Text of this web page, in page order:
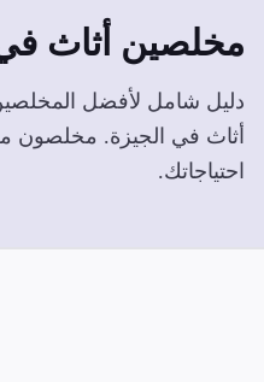
مخلصين أثاث
دليل شامل لأفضل
أثاث في الجيزة. مخلصون
احتياجاتك.